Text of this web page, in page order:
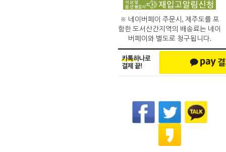
※ 네이버페이 주문시, 제주도를 포
함한 도서산간지역의 배송료는 네이
버페이와 별도로 청구됩니다.